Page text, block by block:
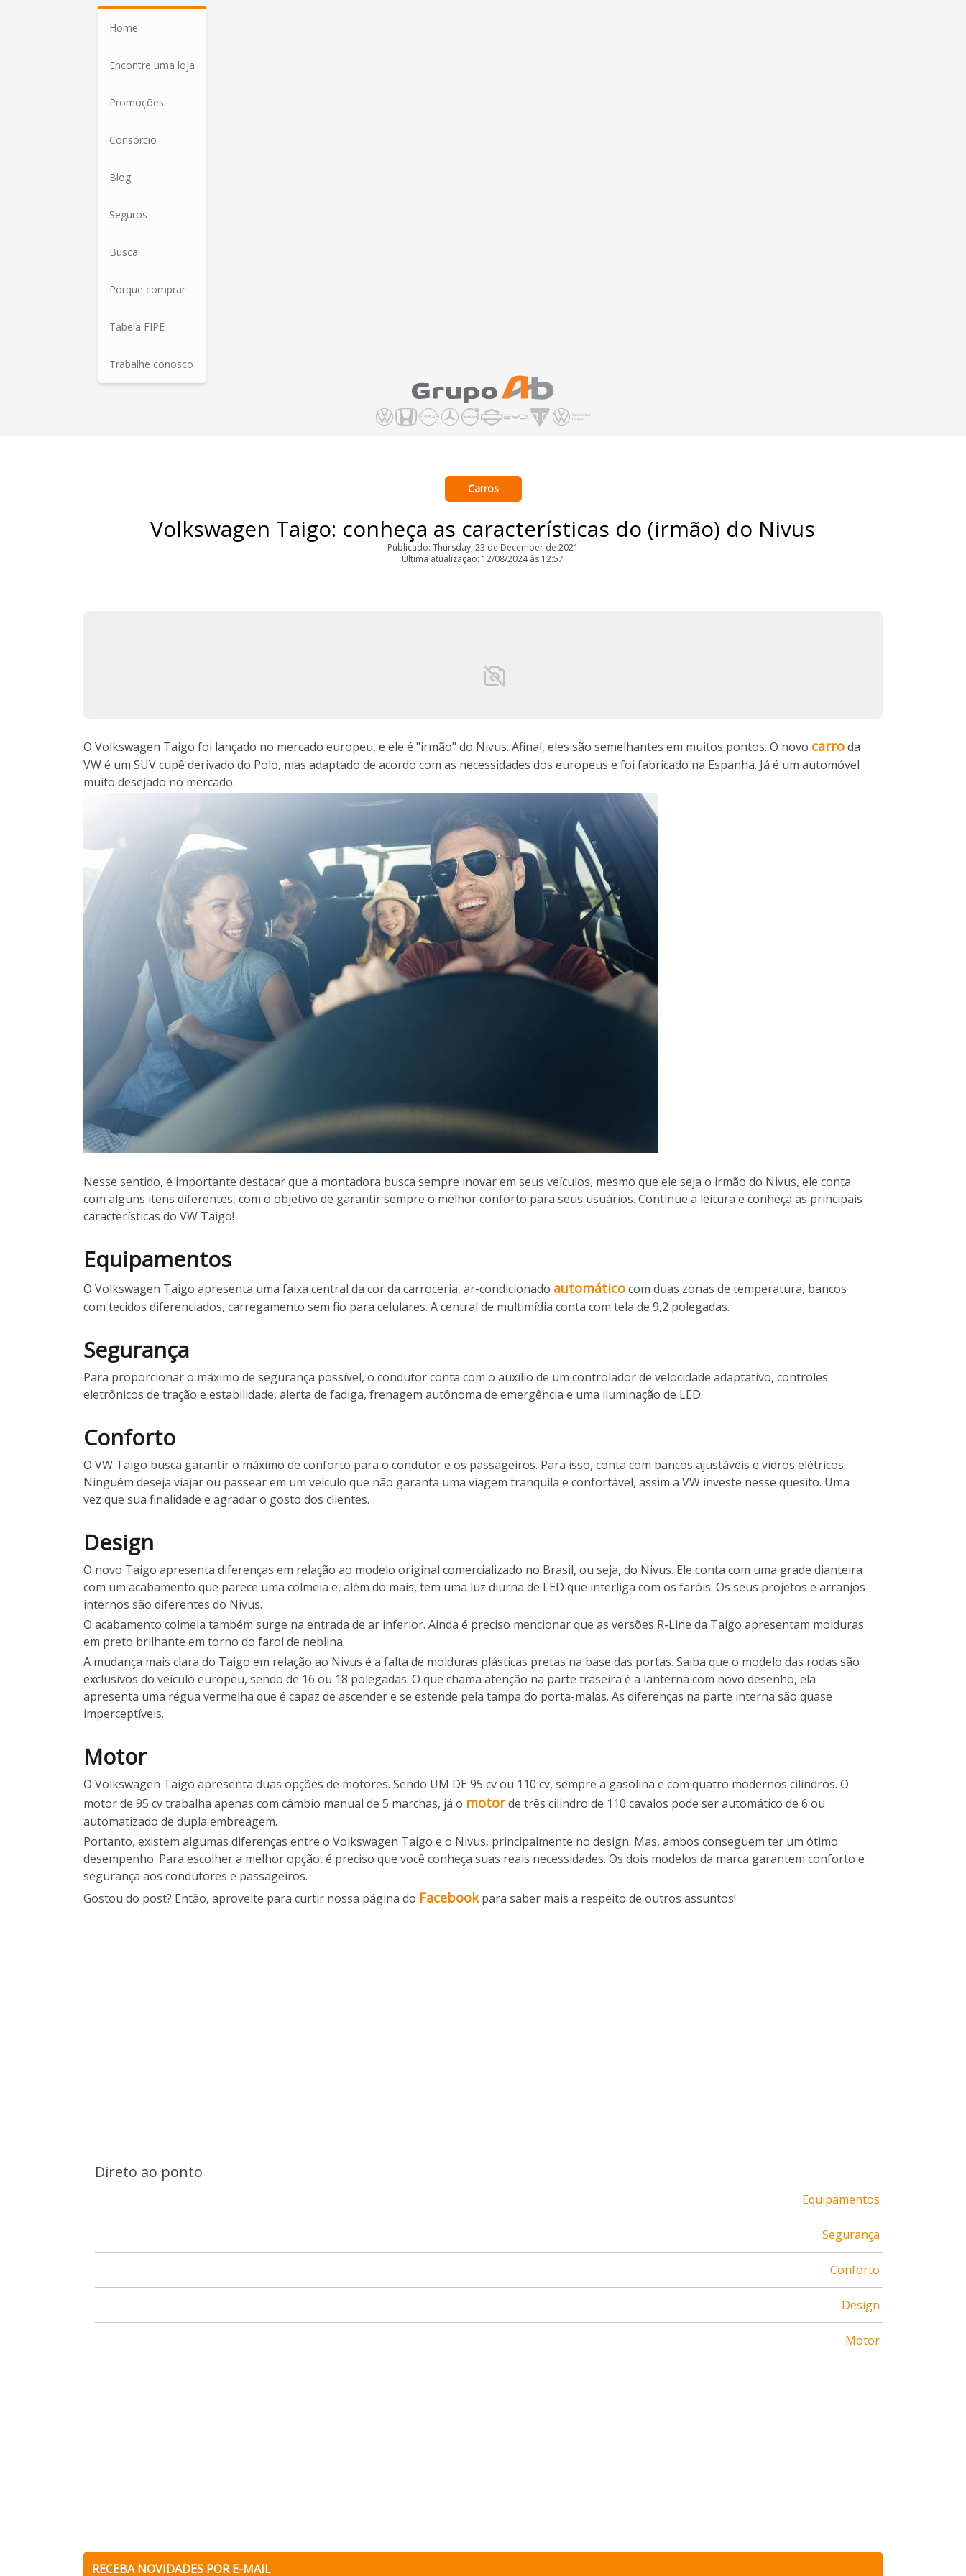
Home
Encontre uma loja
Promoções
Consórcio
Blog
Seguros
Busca
Porque comprar
Tabela FIPE
Trabalhe conosco
Carros
Volkswagen Taigo: conheça as características do (irmão) do Nivus
Publicado: Thursday, 23 de December de 2021
Última atualização: 12/08/2024 às 12:57
O Volkswagen Taigo foi lançado no mercado europeu, e ele é "irmão" do Nivus. Afinal, eles são semelhantes em muitos pontos. O novo carroda
VW é um SUV cupê derivado do Polo, mas adaptado de acordo com as necessidades dos europeus e foi fabricado na Espanha. Já é um automóvel
muito desejado no mercado.
Nesse sentido, é importante destacar que a montadora busca sempre inovar em seus veículos, mesmo que ele seja o irmão do Nivus, ele conta
com alguns itens diferentes, com o objetivo de garantir sempre o melhor conforto para seus usuários. Continue a leitura e conheça as principais
características do VW Taigo!
Equipamentos
O Volkswagen Taigo apresenta uma faixa central da cor da carroceria, ar-condicionado automáticocom duas zonas de temperatura, bancos
com tecidos diferenciados, carregamento sem fio para celulares. A central de multimídia conta com tela de 9,2 polegadas.
Segurança
Para proporcionar o máximo de segurança possível, o condutor conta com o auxílio de um controlador de velocidade adaptativo, controles
eletrônicos de tração e estabilidade, alerta de fadiga, frenagem autônoma de emergência e uma iluminação de LED.
Conforto
O VW Taigo busca garantir o máximo de conforto para o condutor e os passageiros. Para isso, conta com bancos ajustáveis e vidros elétricos.
Ninguém deseja viajar ou passear em um veículo que não garanta uma viagem tranquila e confortável, assim a VW investe nesse quesito. Uma
vez que sua finalidade e agradar o gosto dos clientes.
Design
O novo Taigo apresenta diferenças em relação ao modelo original comercializado no Brasil, ou seja, do Nivus. Ele conta com uma grade dianteira
com um acabamento que parece uma colmeia e, além do mais, tem uma luz diurna de LED que interliga com os faróis. Os seus projetos e arranjos
internos são diferentes do Nivus.
O acabamento colmeia também surge na entrada de ar inferior. Ainda é preciso mencionar que as versões R-Line da Taigo apresentam molduras
em preto brilhante em torno do farol de neblina.
A mudança mais clara do Taigo em relação ao Nivus é a falta de molduras plásticas pretas na base das portas. Saiba que o modelo das rodas são
exclusivos do veículo europeu, sendo de 16 ou 18 polegadas. O que chama atenção na parte traseira é a lanterna com novo desenho, ela
apresenta uma régua vermelha que é capaz de ascender e se estende pela tampa do porta-malas. As diferenças na parte interna são quase
imperceptíveis.
Motor
O Volkswagen Taigo apresenta duas opções de motores. Sendo UM DE 95 cv ou 110 cv, sempre a gasolina e com quatro modernos cilindros. O
motor de 95 cv trabalha apenas com câmbio manual de 5 marchas, já o motorde três cilindro de 110 cavalos pode ser automático de 6 ou
automatizado de dupla embreagem.
Portanto, existem algumas diferenças entre o Volkswagen Taigo e o Nivus, principalmente no design. Mas, ambos conseguem ter um ótimo
desempenho. Para escolher a melhor opção, é preciso que você conheça suas reais necessidades. Os dois modelos da marca garantem conforto e
segurança aos condutores e passageiros.
Gostou do post? Então, aproveite para curtir nossa página do Facebookpara saber mais a respeito de outros assuntos!
Direto ao ponto
Equipamentos
Segurança
Conforto
Design
Motor
RECEBA NOVIDADES POR E-MAIL